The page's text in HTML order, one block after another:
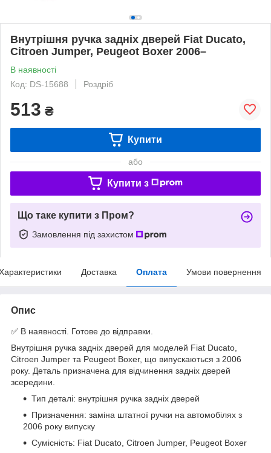
Внутрішня ручка задніх дверей Fiat Ducato,
Citroen Jumper, Peugeot Boxer 2006–
В наявності
Код: DS-15688
Роздріб
513 ₴
Купити
або
Купити з
Що таке купити з Пром?
Замовлення під захистом
Доставка Оплата Умови повернення
Опис
✅ В наявності. Готове до відправки.
Внутрішня ручка задніх дверей для моделей Fiat Ducato,
Citroen Jumper та Peugeot Boxer, що випускаються з 2006
року. Деталь призначена для відчинення задніх дверей
зсередини.
Тип деталі: внутрішня ручка задніх дверей
Призначення: заміна штатної ручки на автомобілях з
2006 року випуску
Сумісність: Fiat Ducato, Citroen Jumper, Peugeot Boxer